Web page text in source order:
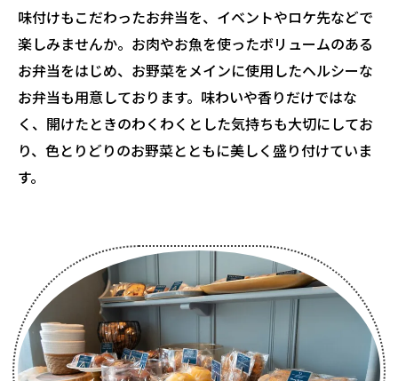
味付けもこだわったお弁当を、イベントやロケ先などで
楽しみませんか。お肉やお魚を使ったボリュームのある
お弁当をはじめ、お野菜をメインに使用したヘルシーな
お弁当も用意しております。味わいや香りだけではな
く、開けたときのわくわくとした気持ちも大切にしてお
り、色とりどりのお野菜とともに美しく盛り付けていま
す。